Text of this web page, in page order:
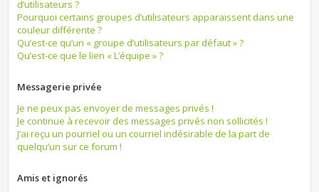
d’utilisateurs ?
Pourquoi certains groupes d’utilisateurs apparaissent dans une
couleur différente ?
Qu’est-ce qu’un « groupe d’utilisateurs par défaut » ?
Qu’est-ce que le lien « L’équipe » ?
Messagerie privée
Je ne peux pas envoyer de messages privés !
Je continue à recevoir des messages privés non sollicités !
J’ai reçu un pourriel ou un courriel indésirable de la part de
quelqu’un sur ce forum !
Amis et ignorés